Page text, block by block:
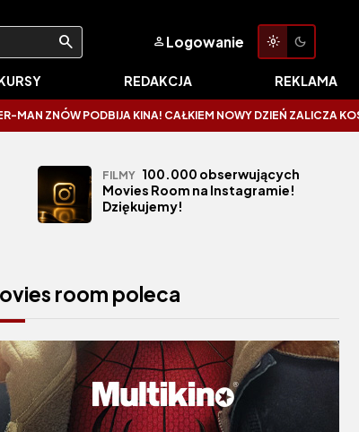
Logowanie
REDAKCJA REKLAMA
PODBIJA KINA! CAŁKIEM NOWY DZIEŃ ZALICZA KOSMICZNE
FILMY 100.000 obserwujących
Movies Room na Instagramie!
Dziękujemy!
room poleca